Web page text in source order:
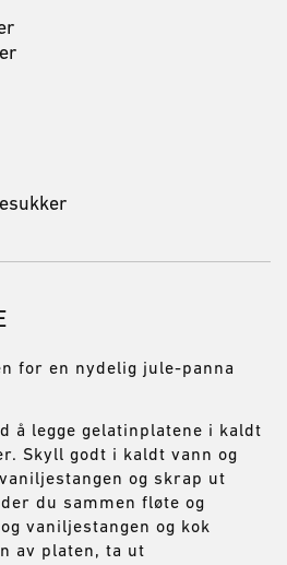
for en nydelig jule-panna
å legge gelatinplatene i kaldt
Skyll godt i kaldt vann og
og skrap ut
du sammen fløte og
vaniljestangen og kok
av platen, ta ut